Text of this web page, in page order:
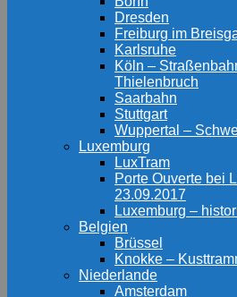
Dresden
Freiburg im
Karlsruhe
Köln –
Thielenbruch
Saarbahn
Stuttgart
Wuppertal –
Luxemburg
LuxTram
Porte Ouverte bei
23.09.2017
Luxemburg –
Belgien
Brüssel
Knokke –
Niederlande
Amsterdam